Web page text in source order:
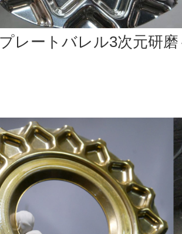
レートバレル3次元研